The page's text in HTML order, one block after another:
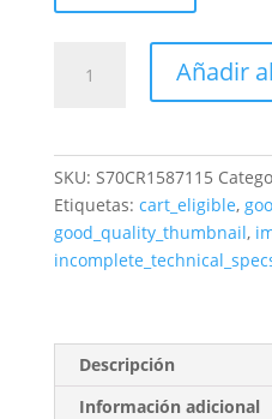
Cuchilla
Cobalto
(15,87)
115
cantidad
Añadir
SKU: S70CR1587115
Etiquetas: cart_eligible,
good_quality_thumbnail,
Descripción
Información adicional